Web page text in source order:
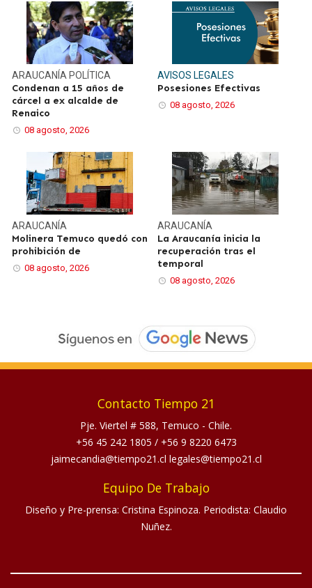
ARAUCANÍA POLÍTICA
Condenan a 15 años de
cárcel a ex alcalde de
Renaico
08 agosto, 2026
AVISOS LEGALES
Posesiones Efectivas
08 agosto, 2026
ARAUCANÍA
Molinera Temuco quedó con
prohibición de
08 agosto, 2026
ARAUCANÍA
La Araucanía inicia la
recuperación tras el
temporal
08 agosto, 2026
Contacto Tiempo 21
Pje. Viertel # 588, Temuco - Chile.
+56 45 242 1805 / +56 9 8220 6473
jaimecandia@tiempo21.cl legales@tiempo21.cl
Equipo De Trabajo
Diseño y Pre-prensa: Cristina Espinoza. Periodista: Claudio
Nuñez.